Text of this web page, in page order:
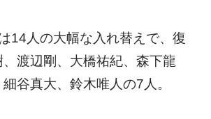
14人の大幅な入れ替えで、復
渡辺剛、大橋祐紀、森下龍
谷真大、鈴木唯人の7人。